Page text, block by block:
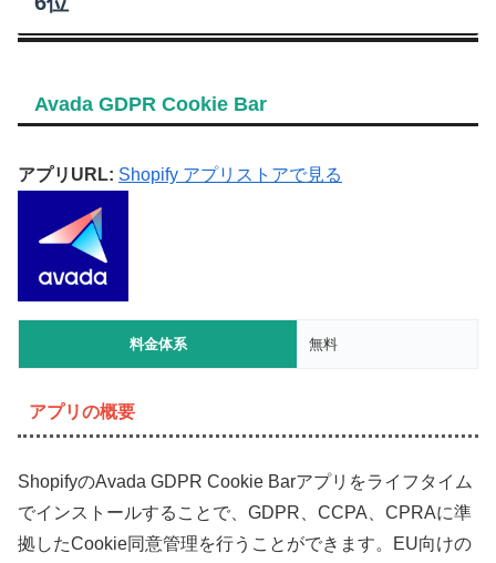
Avada GDPR Cookie Bar
アプリURL: Shopify アプリストアで見る
料金体系 無料
アプリの概要
ShopifyのAvada GDPR Cookie Barアプリをライフタイム
でインストールすることで、GDPR、CCPA、CPRAに準
拠したCookie同意管理を行うことができます。EU向けの